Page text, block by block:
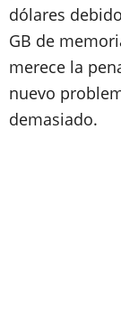
dólares
GB de
merece la
nuevo
demasiado.